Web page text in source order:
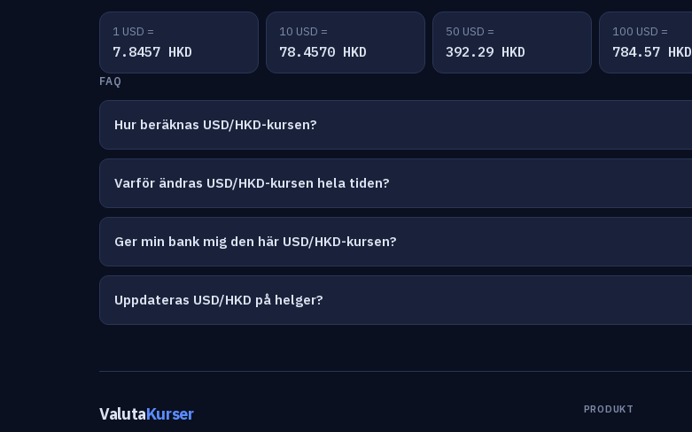
1 USD =
7.8457 HKD
10 USD =
78.4570 HKD
50 USD =
392.29 HKD
100 USD =
784.57 HKD
FAQ
Hur beräknas USD/HKD-kursen?
Varför ändras USD/HKD-kursen hela tiden?
Ger min bank mig den här USD/HKD-kursen?
Uppdateras USD/HKD på helger?
ValutaKurser PRODUKT